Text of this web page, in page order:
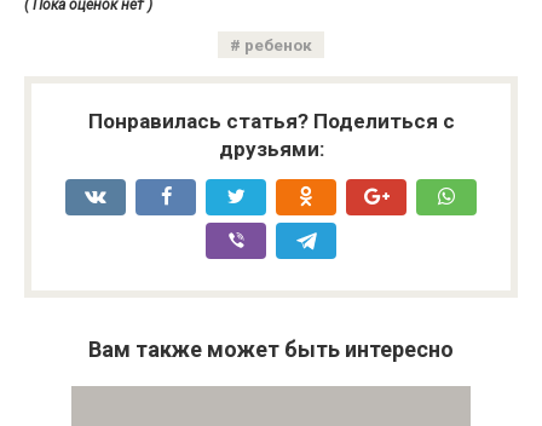
( Пока оценок нет )
ребенок
Понравилась статья? Поделиться с
друзьями:
Вам также может быть интересно